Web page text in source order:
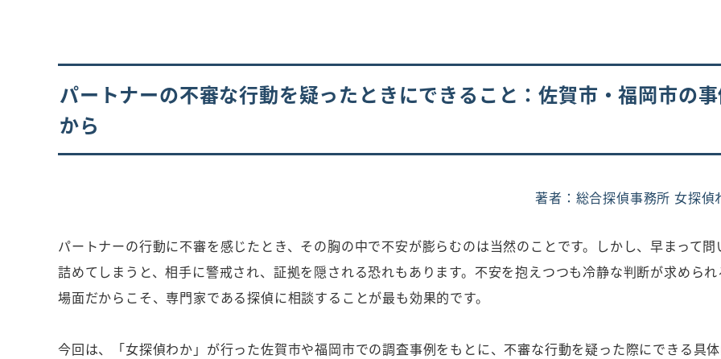
パートナーの不審な行動を疑ったときにできること：佐賀市・福岡市の
から
著者：総合探偵事務所 女探偵
パートナーの行動に不審を感じたとき、その胸の中で不安が膨らむのは当然のことです。しかし、早まって問
詰めてしまうと、相手に警戒され、証拠を隠される恐れもあります。不安を抱えつつも冷静な判断が求められ
場面だからこそ、専門家である探偵に相談することが最も効果的です。
今回は、「女探偵わか」が行った佐賀市や福岡市での調査事例をもとに、不審な行動を疑った際にできる具